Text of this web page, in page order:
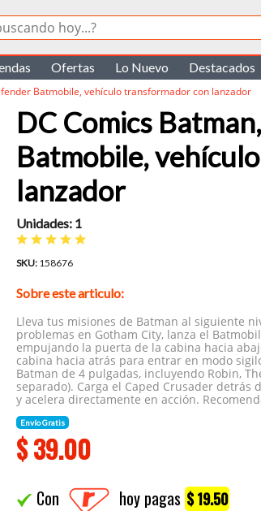
Ofertas Lo Nuevo Destacados
Batmobile, vehículo transformador con lanzador
DC Comics
Batmobile,
lanzador
Unidades: 1
SKU: 158676
Sobre este articulo:
Lleva tus misiones de Batman al siguiente
problemas en Gotham City, lanza el
empujando la puerta de la cabina hacia
cabina hacia atrás para entrar en modo
Batman de 4 pulgadas, incluyendo Robin,
separado). Carga el Caped Crusader
y acelera directamente en acción.
Envío Gratis
$39.00
Con hoy pagas$ 19.50